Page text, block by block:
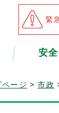
緊
安
ページ >市政